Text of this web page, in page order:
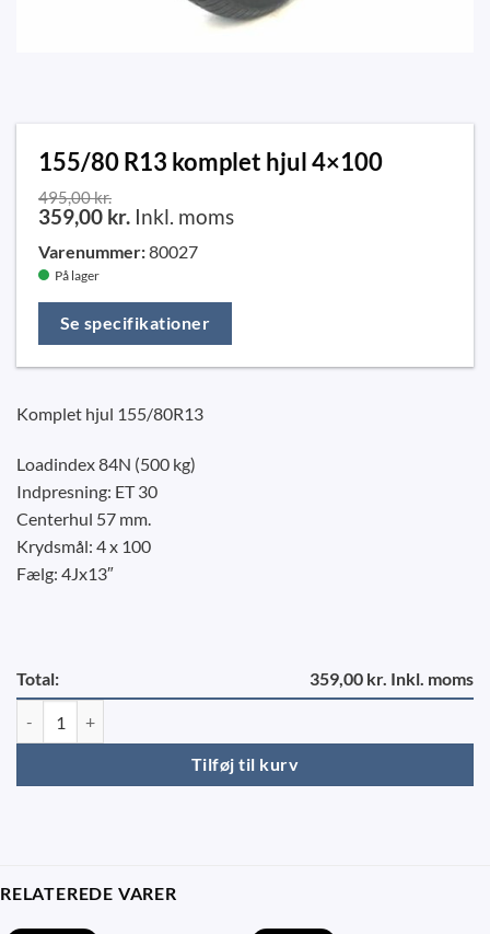
155/80 R13 komplet hjul 4×100
495,00kr.
359,00 kr. Inkl. moms
Varenummer:80027
På lager
Se specifikationer
Komplet hjul 155/80R13
Loadindex 84N (500 kg)
Indpresning: ET 30
Centerhul 57 mm.
Krydsmål: 4 x 100
Fælg: 4Jx13″
Total: 359,00 kr. Inkl. moms
Tilføj til kurv
RELATEREDE VARER